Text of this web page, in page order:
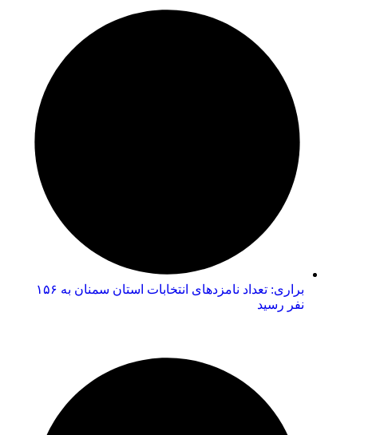
براری: تعداد نامزدهای انتخابات استان سمنان به ۱۵۶
نفر رسید